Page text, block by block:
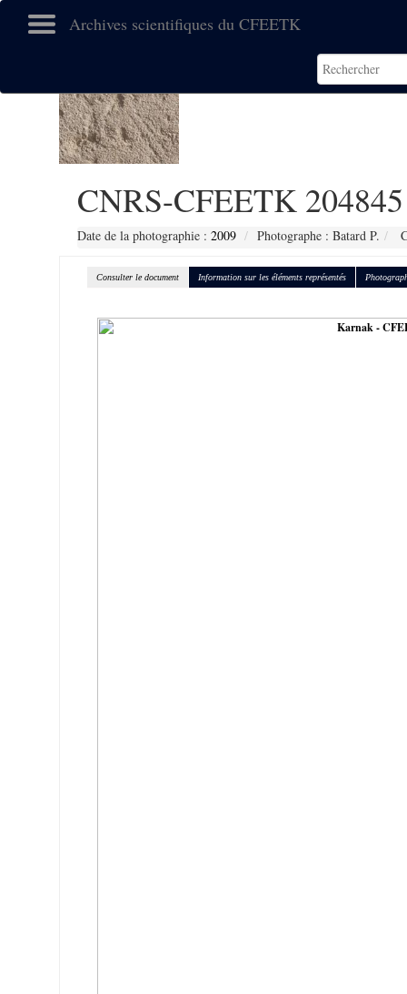
Archives scientifiques du CFEETK
CNRS-CFEETK 204845
Date de la photographie : 2009 Photographe : Batard P.
Consulter le document Information sur les éléments représentés